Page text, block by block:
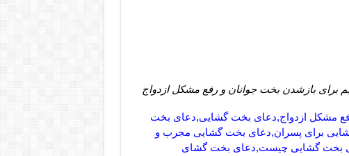
برای بازشدن بخت جوانان و رفع مشکل ازدواج
مشکل ازدواج,دعای بخت گشایی,دعای بخت
برای پسران,دعای بخت گشایی مجرب و
بخت گشایی چیست,دعای بخت گشای